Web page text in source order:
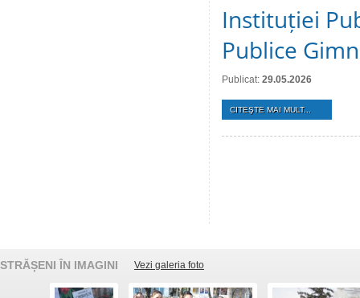
Instituției
Publice
Publicat: 29.05.2026
CITEŞTE MAI MULT...
STRĂȘENI ÎN IMAGINI Vezi galeria foto